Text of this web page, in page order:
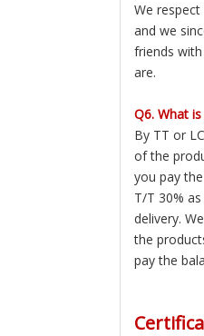
We
and we
friends
are.
Q6. What
By TT or
of the
you pay
T/T 30%
delivery.
the
pay the